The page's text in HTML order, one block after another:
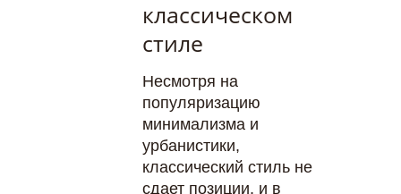
классическом
стиле
Несмотря на
популяризацию
минимализма и
урбанистики,
классический стиль не
сдает позиции, и в